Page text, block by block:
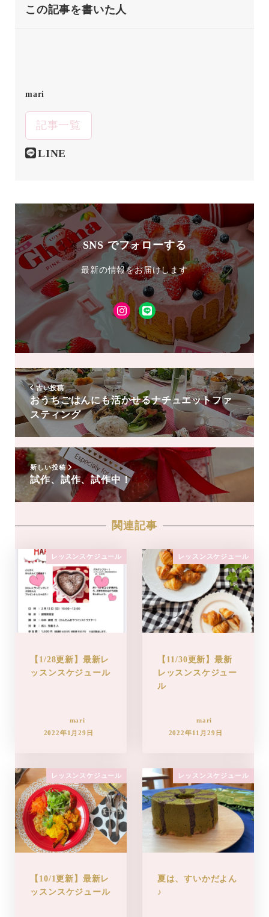
この記事を書いた人
mari
記事一覧
LINE
SNS でフォローする
最新の情報をお届けします
Instagram
LINE
友
達
追
加
古い投稿
おうちごはんにも活かせるナチュエットファ
スティング
新しい投稿
試作、試作、試作中！
関連記事
レッスンスケジュール
【1/28更新】最新レ
ッスンスケジュール
mari
2022年1月29日
レッスンスケジュール
【11/30更新】最新
レッスンスケジュー
ル
mari
2022年11月29日
レッスンスケジュール
【10/1更新】最新レ
ッスンスケジュール
レッスンスケジュール
夏は、すいかだよん
♪